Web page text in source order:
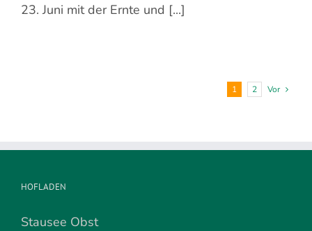
23. Juni mit der Ernte und [...]
1 2 Vor
HOFLADEN
Stausee Obst